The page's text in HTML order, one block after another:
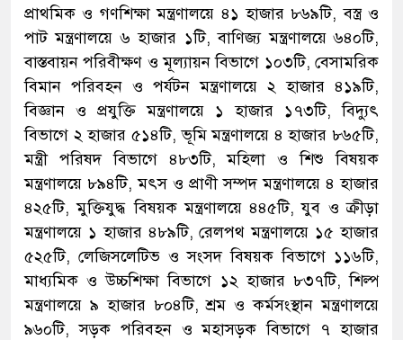
প্রাথমিক ও গণশিক্ষা মন্ত্রণালয়ে ৪১ হাজার ৮৬৯টি, বস্ত্র ও
পাট মন্ত্রণালয়ে ৬ হাজার ১টি, বাণিজ্য মন্ত্রণালয়ে ৬৪০টি,
বাস্তবায়ন পরিবীক্ষণ ও মূল্যায়ন বিভাগে ১০৩টি, বেসামরিক
বিমান পরিবহন ও পর্যটন মন্ত্রণালয়ে ২ হাজার ৪১৯টি,
বিজ্ঞান ও প্রযুক্তি মন্ত্রণালয়ে ১ হাজার ১৭৩টি, বিদ্যুৎ
বিভাগে ২ হাজার ৫১৪টি, ভূমি মন্ত্রণালয়ে ৪ হাজার ৮৬৫টি,
মন্ত্রী পরিষদ বিভাগে ৪৮৩টি, মহিলা ও শিশু বিষয়ক
মন্ত্রণালয়ে ৮৯৪টি, মৎস ও প্রাণী সম্পদ মন্ত্রণালয়ে ৪ হাজার
৪২৫টি, মুক্তিযুদ্ধ বিষয়ক মন্ত্রণালয়ে ৪৪৫টি, যুব ও ক্রীড়া
মন্ত্রণালয়ে ১ হাজার ৪৮৯টি, রেলপথ মন্ত্রণালয়ে ১৫ হাজার
৫২৫টি, লেজিসলেটিভ ও সংসদ বিষয়ক বিভাগে ১১৬টি,
মাধ্যমিক ও উচ্চশিক্ষা বিভাগে ১২ হাজার ৮৩৭টি, শিল্প
মন্ত্রণালয়ে ৯ হাজার ৮০৪টি, শ্রম ও কর্মসংস্থান মন্ত্রণালয়ে
৯৬০টি, সড়ক পরিবহন ও মহাসড়ক বিভাগে ৭ হাজার